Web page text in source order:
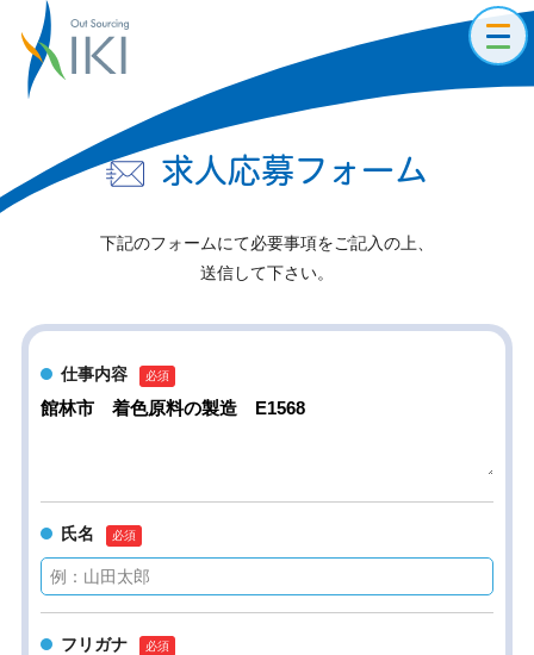
求人応募フォーム
下記のフォームにて必要事項をご記入の上、
送信して下さい。
仕事内容
氏名
フリガナ